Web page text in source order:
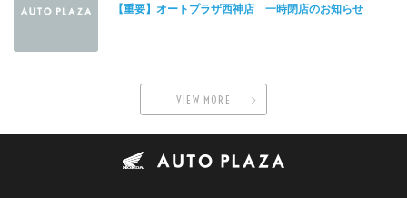
【重要】オートプラザ西神店 一時閉店のお知らせ
VIEW MORE